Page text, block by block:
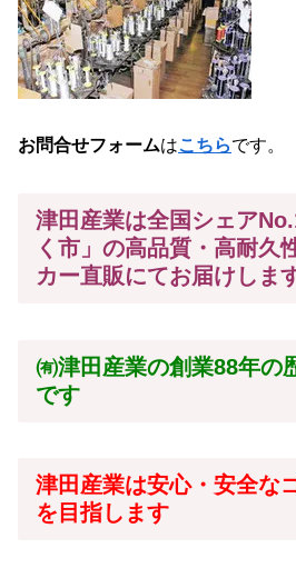
お問合せフォームはこちらです。
津田産業は全国シェア
く市」の高品質・高耐久
カー直販にてお届けしま
㈲津田産業の創業88年の
です
津田産業は安心・安全な
を目指します